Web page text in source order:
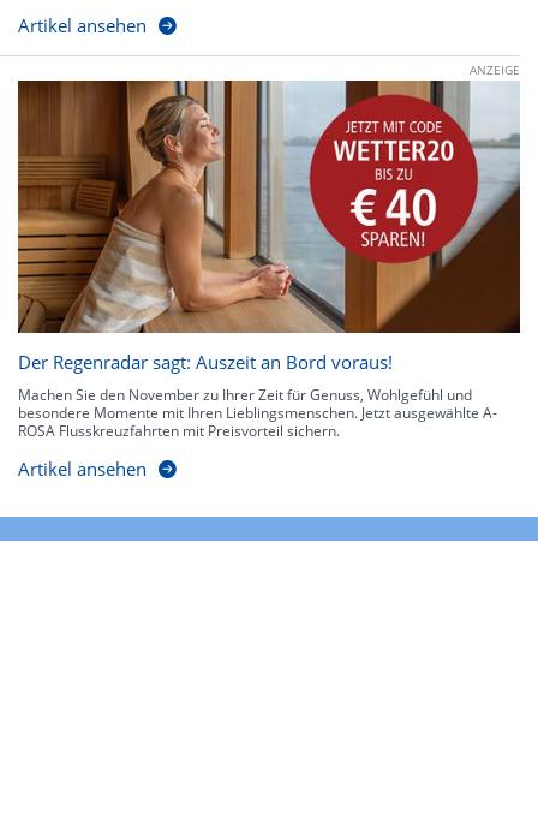
Artikel ansehen
ANZEIGE
Der Regenradar sagt: Auszeit an Bord voraus!
Machen Sie den November zu Ihrer Zeit für Genuss, Wohlgefühl und
besondere Momente mit Ihren Lieblingsmenschen. Jetzt ausgewählte A-
ROSA Flusskreuzfahrten mit Preisvorteil sichern.
Artikel ansehen